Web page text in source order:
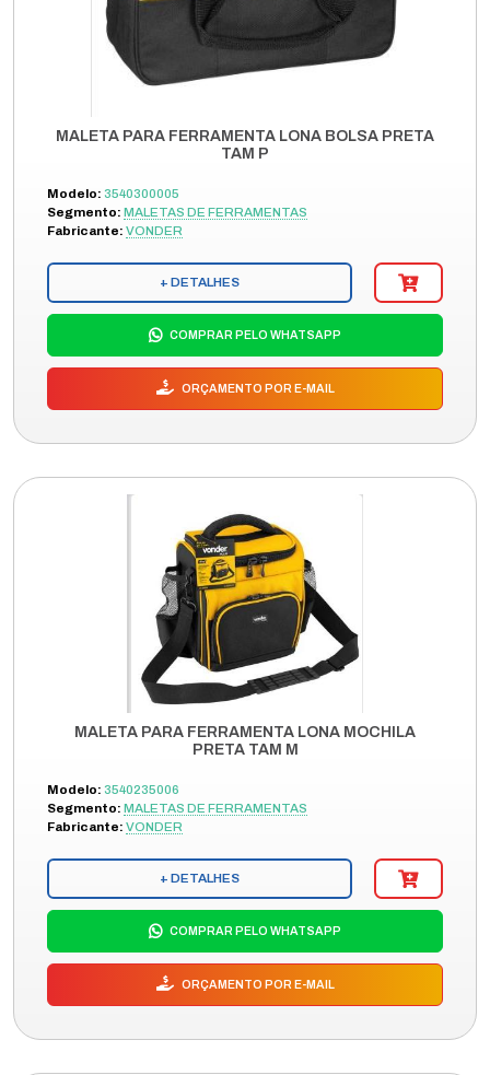
MALETA PARA FERRAMENTA LONA BOLSA PRETA
TAM P
Modelo: 3540300005
Segmento: MALETAS DE FERRAMENTAS
Fabricante: VONDER
+ DETALHES
COMPRAR PELO WHATSAPP
ORÇAMENTO POR E-MAIL
MALETA PARA FERRAMENTA LONA MOCHILA
PRETA TAM M
Modelo: 3540235006
Segmento: MALETAS DE FERRAMENTAS
Fabricante: VONDER
+ DETALHES
COMPRAR PELO WHATSAPP
ORÇAMENTO POR E-MAIL